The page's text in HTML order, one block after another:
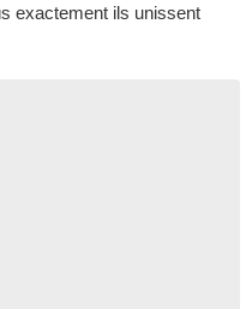
exactement ils unissent